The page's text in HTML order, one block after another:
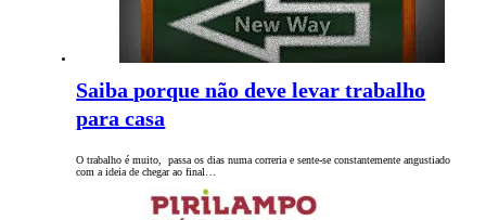
Saiba porque não deve levar trabalho
para casa
O trabalho é muito, passa os dias numa correria e sente-se constantemente angustiado
com a ideia de chegar ao final…